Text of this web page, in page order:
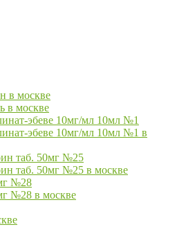
в москве
в москве
эбеве 10мг/мл 10мл №1
эбеве 10мг/мл 10мл №1 в
таб. 50мг №25
таб. 50мг №25 в москве
№28
№28 в москве